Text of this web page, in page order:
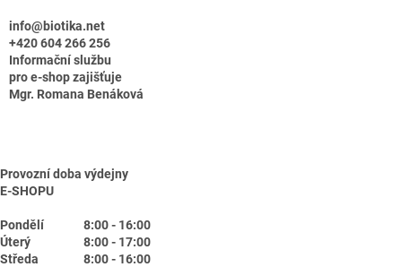
info@biotika.net
+420 604 266 256
Informační službu
pro e-shop zajišťuje
Mgr. Romana Benáková
Provozní doba výdejny
E-SHOPU
Pondělí
8:00 - 16:00
Úterý
8:00 - 17:00
Středa
8:00 - 16:00